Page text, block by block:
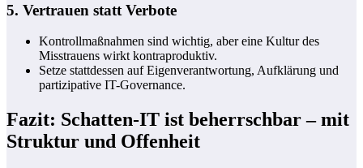
5. Vertrauen statt Verbote
Kontrollmaßnahmen sind wichtig, aber eine Kultur des
Misstrauens wirkt kontraproduktiv.
Setze stattdessen auf Eigenverantwortung, Aufklärung und
partizipative IT-Governance.
Fazit: Schatten-IT ist beherrschbar – mit
Struktur und Offenheit